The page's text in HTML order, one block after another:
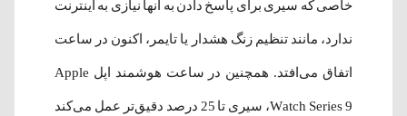
خاصی که سیری برای پاسخ دادن به آنها نیازی به اینترنت
ندارد، مانند تنظیم زنگ هشدار یا تایمر، اکنون در ساعت
اتفاق می‌افتد. همچنین در ساعت هوشمند اپل Apple
Watch Series 9، سیری تا 25 درصد دقیق‌تر عمل می‌کند